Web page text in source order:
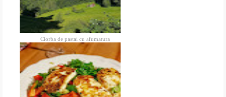
Ciorba de pastai cu afumatura